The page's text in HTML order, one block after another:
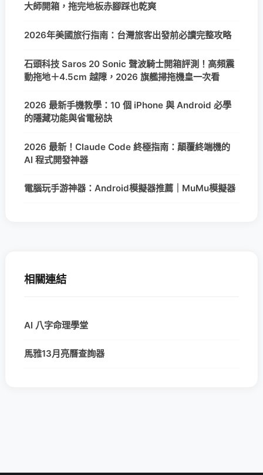
大師開箱，拖完地板赤腳踩也乾爽
2026年美國旅行指南：台灣旅客出發前必讀完整攻略
石頭科技 Saros 20 Sonic 聲波騎士開箱評測！高頻震
動拖地＋4.5cm 越障，2026 旗艦掃拖機皇一次看
2026 最新手機教學：10 個 iPhone 與 Android 必學
的隱藏功能與省電秘訣
2026 最新！Claude Code 終極指南：顛覆終端機的
AI 程式開發神器
電腦玩手游神器：Android模擬器推薦｜MuMu模擬器
相關連結
AI 八字命理學堂
馬雅13月亮曆查詢器